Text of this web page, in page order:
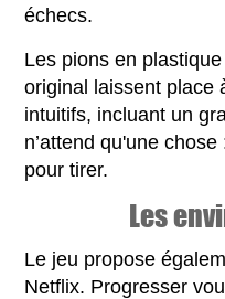
échecs.
Les pions en
original laissent place
intuitifs, incluant un
n’attend qu'une
pour tirer.
Les
Le jeu propose
Netflix. Progresser